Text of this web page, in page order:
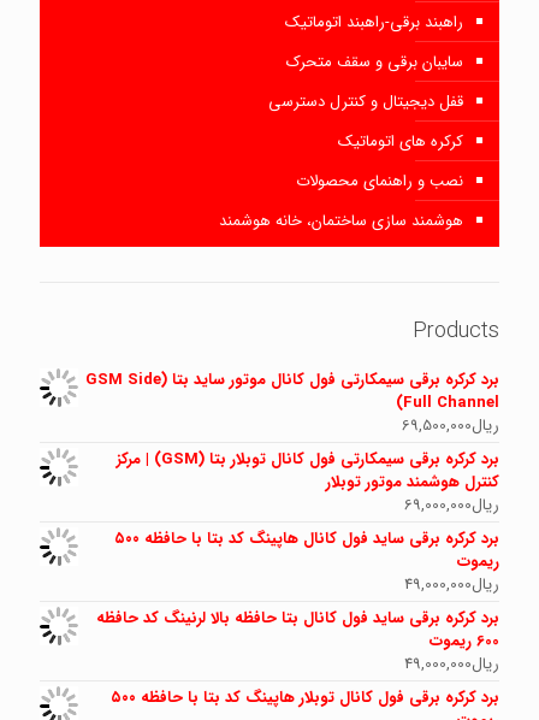
راهبند برقی-راهبند اتوماتیک
سایبان برقی و سقف متحرک
قفل دیجیتال و کنترل دسترسی
کرکره های اتوماتیک
نصب و راهنمای محصولات
هوشمند سازی ساختمان، خانه هوشمند
Products
برد کرکره برقی سیمکارتی فول کانال موتور ساید بتا (GSM Side
Full Channel)
ریال69,500,000
برد کرکره برقی سیمکارتی فول کانال توبلار بتا (GSM) | مرکز
کنترل هوشمند موتور توبلار
ریال69,000,000
برد کرکره برقی ساید فول کانال هاپینگ کد بتا با حافظه ۵۰۰
ریموت
ریال49,000,000
برد کرکره برقی ساید فول کانال بتا حافظه بالا لرنینگ کد حافظه
600 ریموت
ریال49,000,000
برد کرکره برقی فول کانال توبلار هاپینگ کد بتا با حافظه ۵۰۰